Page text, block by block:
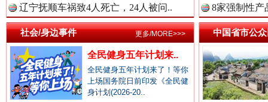
中国法制新闻网.
中国法治新闻网.
辽宁抚顺车祸致4人死亡，24人被问..
8家强制性产
社会/身边事件
全民健身五年计划来..
全民健身五年计划来了！等你
上场国务院日前印发《全民健
身计划(2026-20..
更多/MORE>>> 中国省市公